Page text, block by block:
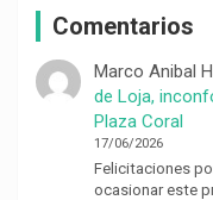
Comentarios
Marco Anibal
de Loja,
Plaza Coral
17/06/2026
Felicitaciones
ocasionar este